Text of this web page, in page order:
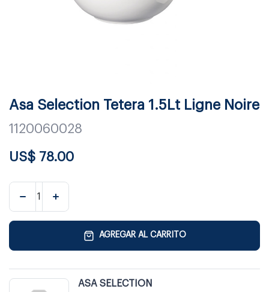
Asa Selection Tetera 1.5Lt Ligne Noire
1120060028
US$ 78.00
AGREGAR AL CARRITO
ASA SELECTION